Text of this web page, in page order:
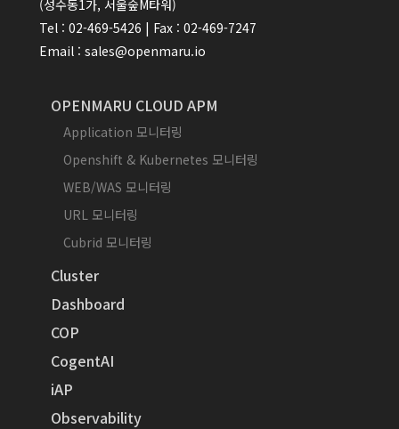
(성수동1가, 서울숲M타워)
Tel : 02-469-5426 | Fax : 02-469-7247
Email : sales@openmaru.io
OPENMARU CLOUD APM
Application 모니터링
Openshift & Kubernetes 모니터링
WEB/WAS 모니터링
URL 모니터링
Cubrid 모니터링
Cluster
Dashboard
COP
CogentAI
iAP
Observability